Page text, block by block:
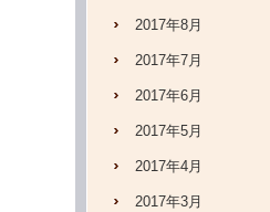
2017年8月
2017年7月
2017年6月
2017年5月
2017年4月
2017年3月